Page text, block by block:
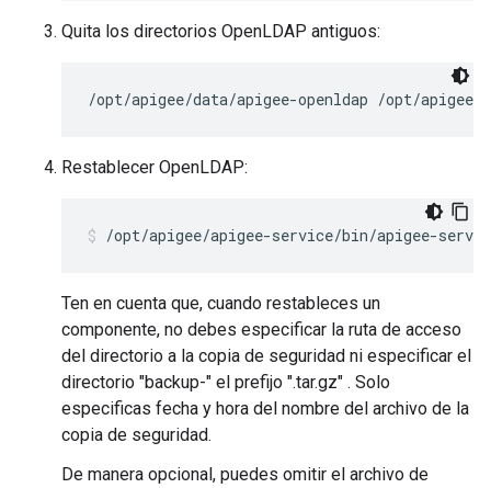
Quita los directorios OpenLDAP antiguos:
/opt/apigee/data/apigee-openldap /opt/apigee/
Restablecer OpenLDAP:
/opt/apigee/apigee-service/bin/apigee-
Ten en cuenta que, cuando restableces un
componente, no debes especificar la ruta de acceso
del directorio a la copia de seguridad ni especificar el
directorio "backup-" el prefijo ".tar.gz" . Solo
especificas fecha y hora del nombre del archivo de la
copia de seguridad.
De manera opcional, puedes omitir el archivo de